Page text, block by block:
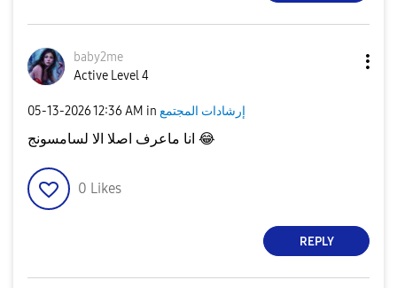
baby2me
Active Level 4
‎05-13-202612:36 AM in إرشادات المجتمع
😂
0 Likes
REPLY